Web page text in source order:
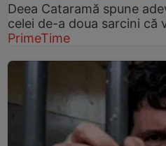
Deea Cataramă spune
celei de-a doua sarcini că
PrimeTime